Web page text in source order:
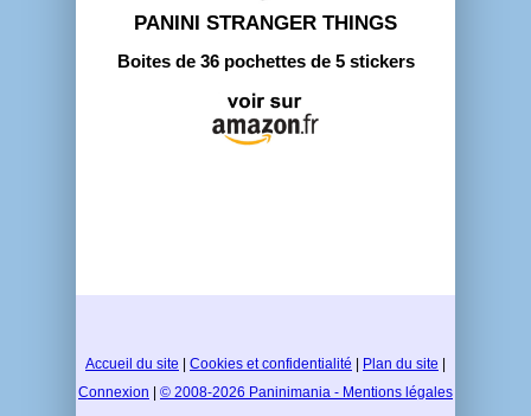
PANINI STRANGER THINGS
Boites de 36 pochettes de 5 stickers
Accueil du site Cookies et confidentialité Plan du site
Connexion
© 2008-2026 Paninimania - Mentions légales